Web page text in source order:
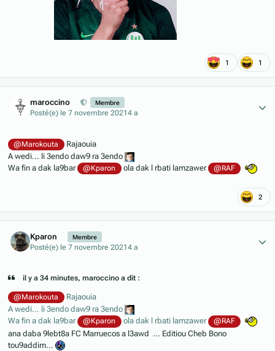
1 1
maroccino Membre
Posté(e) le 7 novembre 20214 a
@Marokouta
Rajaouia
A wedi... li 3endo daw9 ra 3endo
Wa fin a dak la9bar
@Kparon ola dak l rbati lamzawer @RAF
2
Kparon Membre
Posté(e) le 7 novembre 20214 a
il y a 34 minutes, maroccino a dit :
@Marokouta
Rajaouia
A wedi... li 3endo daw9 ra 3endo
Wa fin a dak la9bar
@Kparon ola dak l rbati lamzawer @RAF
ana daba 9lebt8a FC Marruecos a l3awd ... Editiou Cheb Bono
tou9addim...